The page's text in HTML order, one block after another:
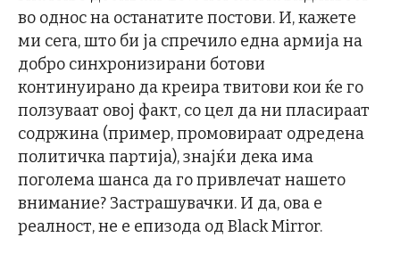
во однос на останатите постови. И, кажете
ми сега, што би ја спречило една армија на
добро синхронизирани ботови
континуирано да креира твитови кои ќе го
ползуваат овој факт, со цел да ни пласираат
содржина (пример, промовираат одредена
политичка партија), знајќи дека има
поголема шанса да го привлечат нашето
внимание? Застрашувачки. И да, ова е
реалност, не е епизода од Black Mirror.